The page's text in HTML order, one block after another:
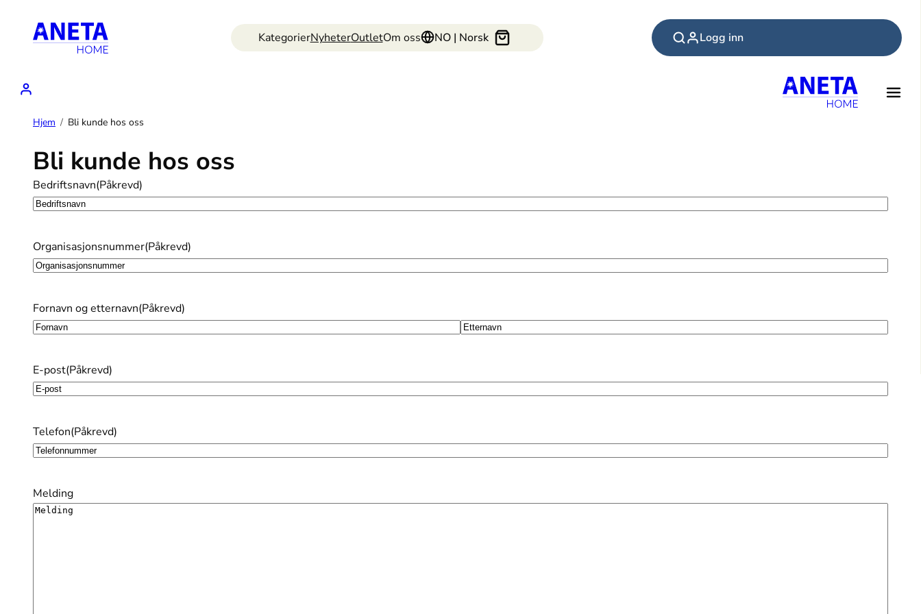
KategorierNyheterOutletOm oss NO | Norsk Logg inn
Hjem Bli kunde hos oss
Bli kunde hos oss
Bedriftsnavn(Påkrevd)
Organisasjonsnummer(Påkrevd)
Fornavn og etternavn(Påkrevd)
E-post(Påkrevd)
Telefon(Påkrevd)
Melding